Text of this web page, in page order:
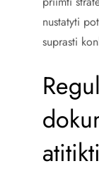
nustatyti
suprasti